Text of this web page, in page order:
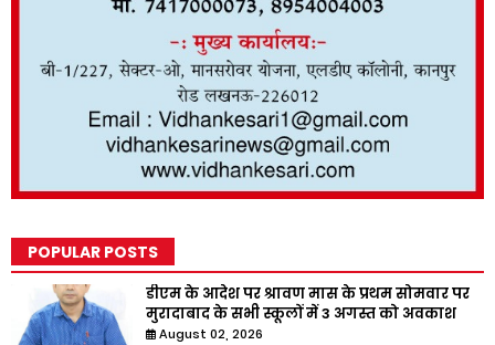
POPULAR POSTS
डीएम के आदेश पर श्रावण मास के प्रथम सोमवार पर
मुरादाबाद के सभी स्कूलों में 3 अगस्त को अवकाश
August 02, 2026